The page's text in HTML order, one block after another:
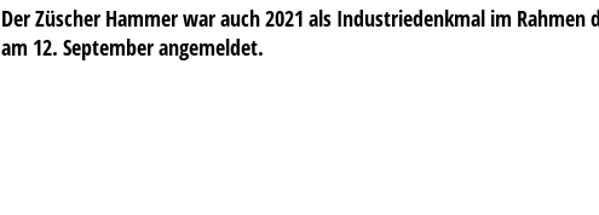
Der Züscher Hammer war auch 2021 als Industriedenkmal im Rahmen
am 12. September angemeldet.